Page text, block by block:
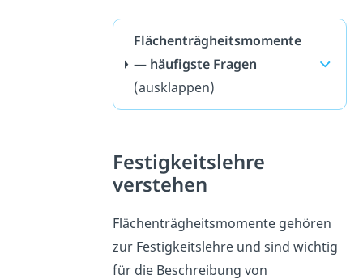
Flächenträgheitsmomente
— häufigste Fragen
(ausklappen)
Festigkeitslehre
verstehen
Flächenträgheitsmomente gehören
zur Festigkeitslehre und sind wichtig
für die Beschreibung von